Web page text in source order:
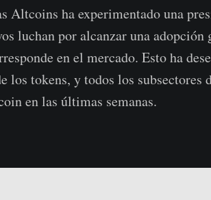
Altcoins ha experimentado una
luchan por alcanzar una adopción
en el mercado. Esto ha
los tokens, y todos los subsectores
en las últimas semanas.